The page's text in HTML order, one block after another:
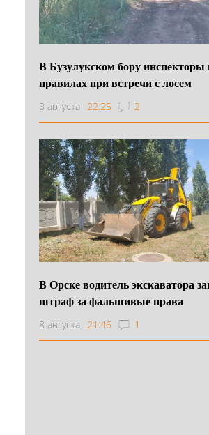
В Бузулукском бору
правилах при встречи с лосем
8 августа 22:25 2
В Орске водитель экскаватора
штраф за фальшивые права
8 августа 21:46 1